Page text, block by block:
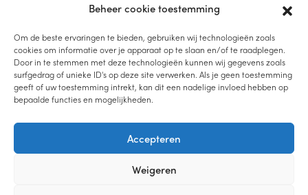
Beheer cookie toestemming
Om de beste ervaringen te bieden, gebruiken wij technologieën zoals
cookies om informatie over je apparaat op te slaan en/of te raadplegen.
Door in te stemmen met deze technologieën kunnen wij gegevens zoals
surfgedrag of unieke ID's op deze site verwerken. Als je geen toestemming
geeft of uw toestemming intrekt, kan dit een nadelige invloed hebben op
bepaalde functies en mogelijkheden.
Accepteren
Weigeren
+31 854837380
+31854837389
info@mobieltoiletkopen.nl
Bloemenksweg 35
Voorst 7383 RN